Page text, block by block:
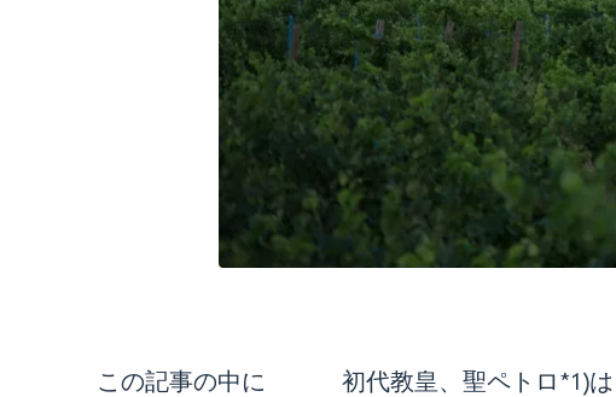
この記事の中に
初代教皇、聖ペトロ*1)